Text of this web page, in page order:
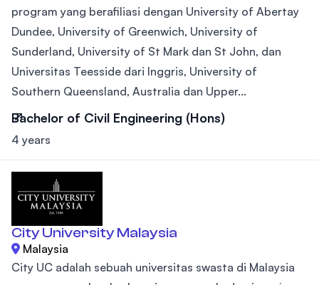
program yang berafiliasi dengan University of Abertay
Dundee, University of Greenwich, University of
Sunderland, University of St Mark dan St John, dan
Universitas Teesside dari Inggris, University of
Southern Queensland, Australia dan Upper...
Bachelor of Civil Engineering (Hons)
4 years
City University Malaysia
Malaysia
City UC adalah sebuah universitas swasta di Malaysia